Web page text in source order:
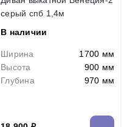
серый спб 1,4м
В наличии
Ширина
1700 мм
Высота
900 мм
Глубина
970 мм